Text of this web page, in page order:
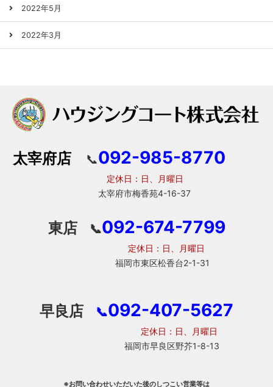
2022年5月
2022年3月
太宰府店 📞092-985-8770
定休日：日、月曜日
太宰府市梅香苑4-16-37
東店 📞092-674-7799
定休日：日、月曜日
福岡市東区松香台2-1-31
早良店 📞092-407-5627
定休日：日、月曜日
福岡市早良区野芥1-8-13
※お問い合わせいただいた後のしつこい営業等は